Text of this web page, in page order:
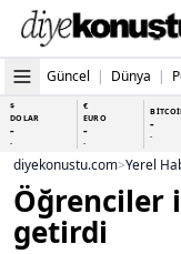
Güncel | Dünya |
$
DOLAR
-
-
€
EURO
-
-
-
-
diyekonustu.com>Yerel
Öğrenciler
getirdi